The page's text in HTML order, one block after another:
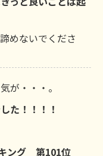
めないでくださ
が・・・。
た！！！！
ング 第101位